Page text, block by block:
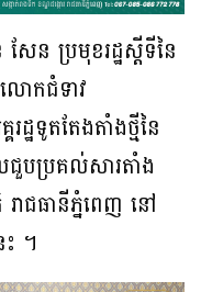
ន ប្រមុខរដ្ឋស្តីទីនៃ
លោកជំទាវ
ទូតតែងតាំងថ្មីនៃ
ជួបប្រគល់សារតាំង
ាជធានីភ្នំពេញ នៅ
។